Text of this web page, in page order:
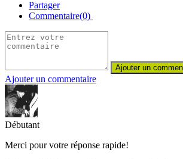
Partager
Commentaire(0)
Ajouter un commentaire
Débutant
Merci pour votre réponse rapide!